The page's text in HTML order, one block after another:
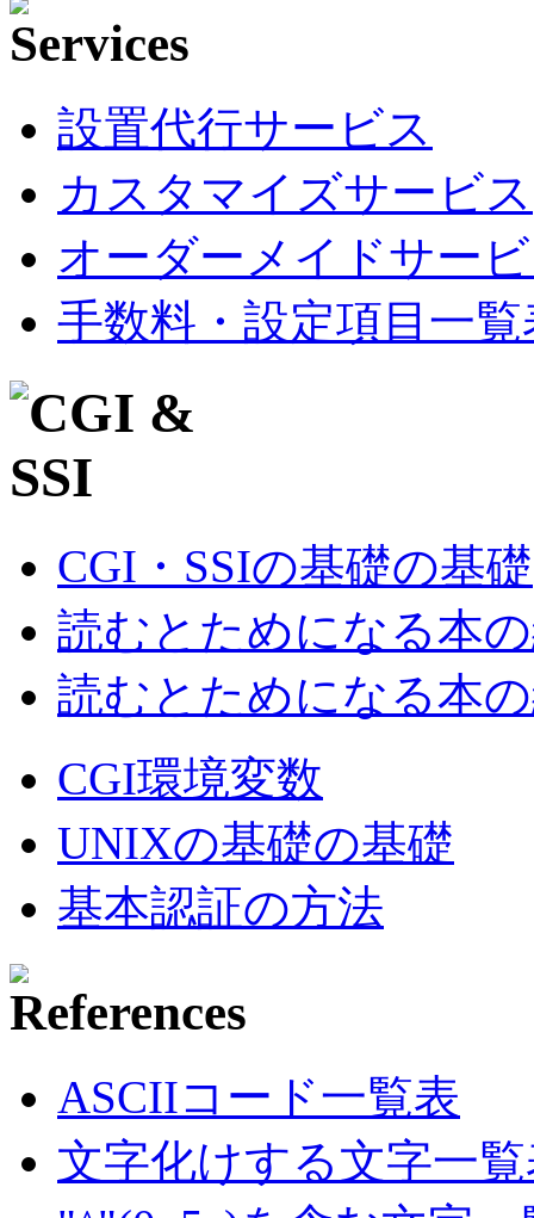
設置代行サービス
カスタマイズサービス
オーダーメイドサー
手数料・設定項目一覧
CGI・SSIの基礎の基礎
読むとためになる本
読むとためになる本
CGI環境変数
UNIXの基礎の基礎
基本認証の方法
ASCIIコード一覧表
文字化けする文字一